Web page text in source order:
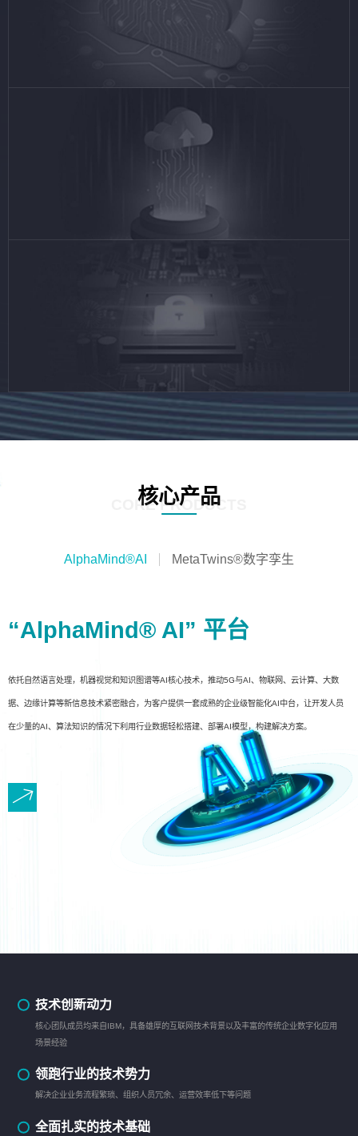
核心产品
CORE PRODUCTS
AlphaMind®AI MetaTwins®数字孪生
“AlphaMind® AI” 平台
依托自然语言处理，机器视觉和知识图谱等AI核心技术，推动5G与AI、物联网、云计算、大数
据、边缘计算等新信息技术紧密融合，为客户提供一套成熟的企业级智能化AI中台，让开发人员
在少量的AI、算法知识的情况下利用行业数据轻松搭建、部署AI模型，构建解决方案。
技术创新动力
核心团队成员均来自IBM，具备雄厚的互联网技术背景以及丰富的传统企业数字化应用
场景经验
领跑行业的技术势力
解决企业业务流程繁琐、组织人员冗余、运营效率低下等问题
全面扎实的技术基础